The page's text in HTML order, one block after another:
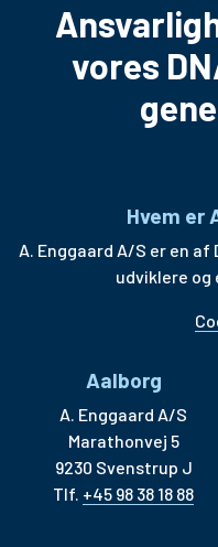
vores
Hvem er
A. Enggaard A/S er en
udviklere og
Aalborg
A. Enggaard A/S
Marathonvej 5
9230 Svenstrup J
Tlf. +45 98 38 18 88